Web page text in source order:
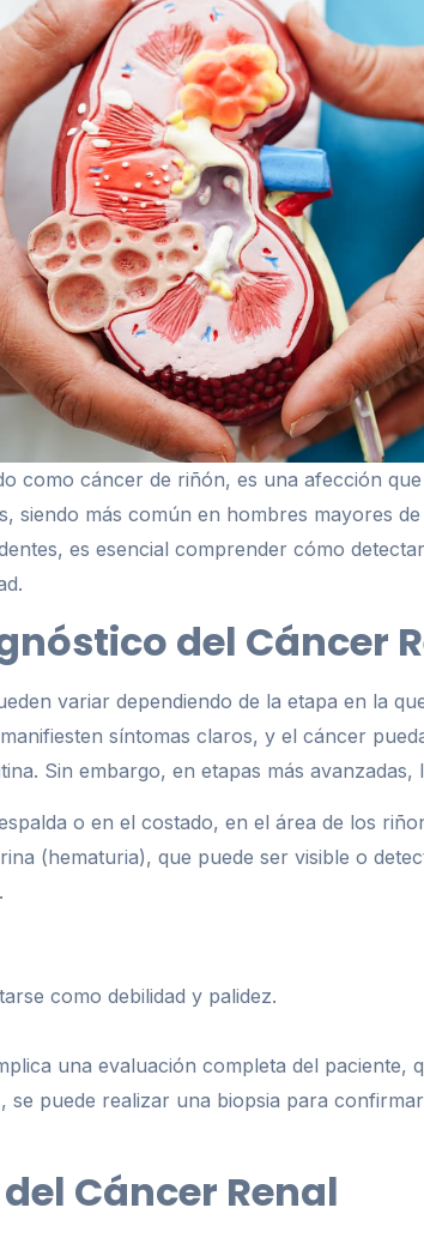
como cáncer de riñón, es una afección
siendo más común en hombres mayores
es esencial comprender cómo
del Cáncer
variar dependiendo de la etapa en la
síntomas claros, y el cáncer
Sin embargo, en etapas más
o en el costado, en el área de los
(hematuria), que puede ser visible o
como debilidad y palidez.
una evaluación completa del paciente,
se puede realizar una biopsia para
Cáncer Renal